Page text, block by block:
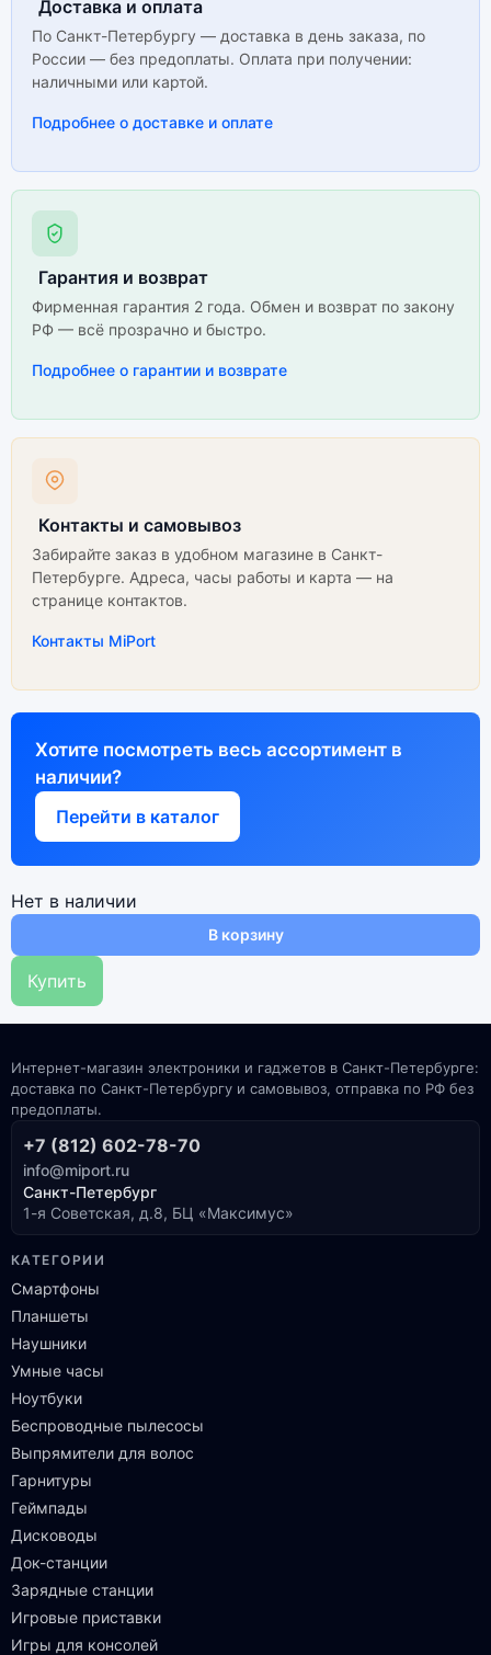
Доставка и оплата
По Санкт-Петербургу — доставка в день заказа, по
России — без предоплаты. Оплата при получении:
наличными или картой.
Подробнее о доставке и оплате
Гарантия и возврат
Фирменная гарантия 2 года. Обмен и возврат по закону
РФ — всё прозрачно и быстро.
Подробнее о гарантии и возврате
Контакты и самовывоз
Забирайте заказ в удобном магазине в Санкт-
Петербурге. Адреса, часы работы и карта — на
странице контактов.
Контакты MiPort
Хотите посмотреть весь ассортимент в
наличии?
Перейти в каталог
Нет в наличии
В корзину
Купить
Интернет-магазин электроники и гаджетов в Санкт-Петербурге:
доставка по Санкт-Петербургу и самовывоз, отправка по РФ без
предоплаты.
+7 (812) 602-78-70
info@miport.ru
Санкт-Петербург
1-я Советская, д.8, БЦ «Максимус»
КАТЕГОРИИ
Смартфоны
Планшеты
Наушники
Умные часы
Ноутбуки
Беспроводные пылесосы
Выпрямители для волос
Гарнитуры
Геймпады
Дисководы
Док-станции
Зарядные станции
Игровые приставки
Игры для консолей